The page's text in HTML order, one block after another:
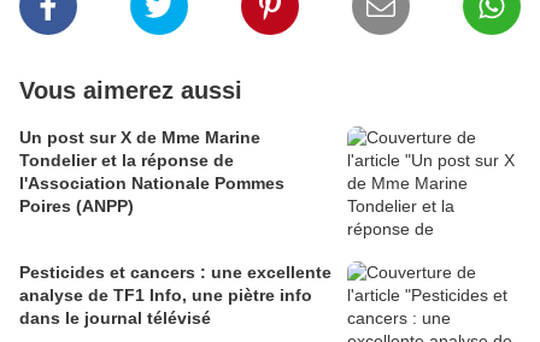
Vous aimerez aussi
Un post sur X de Mme Marine
Tondelier et la réponse de
l'Association Nationale Pommes
Poires (ANPP)
Pesticides et cancers : une excellente
analyse de TF1 Info, une piètre info
dans le journal télévisé